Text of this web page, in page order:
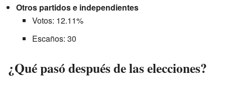
Otros partidos e independientes
Votos: 12.11%
Escaños: 30
¿Qué pasó después de las elecciones?